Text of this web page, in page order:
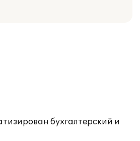
бухгалтерский и